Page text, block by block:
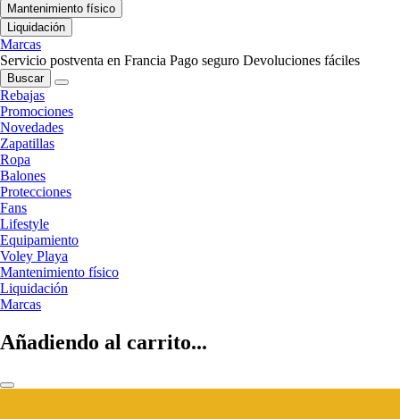
Mantenimiento físico
Liquidación
Marcas
Servicio postventa en Francia Pago seguro Devoluciones fáciles
Buscar
Rebajas
Promociones
Novedades
Zapatillas
Ropa
Balones
Protecciones
Fans
Lifestyle
Equipamiento
Voley Playa
Mantenimiento físico
Liquidación
Marcas
Añadiendo al carrito...